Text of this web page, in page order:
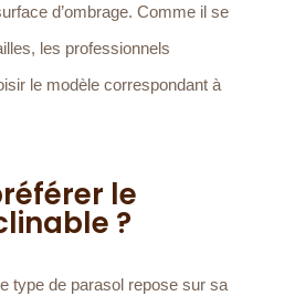
d’ombrage. Comme il se
les professionnels
le modèle correspondant à
le
?
type de parasol repose sur sa